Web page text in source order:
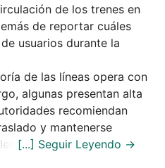
de los trenes en
de reportar cuáles
usuarios durante la
de las líneas opera con
algunas presentan alta
recomiendan
y mantenerse